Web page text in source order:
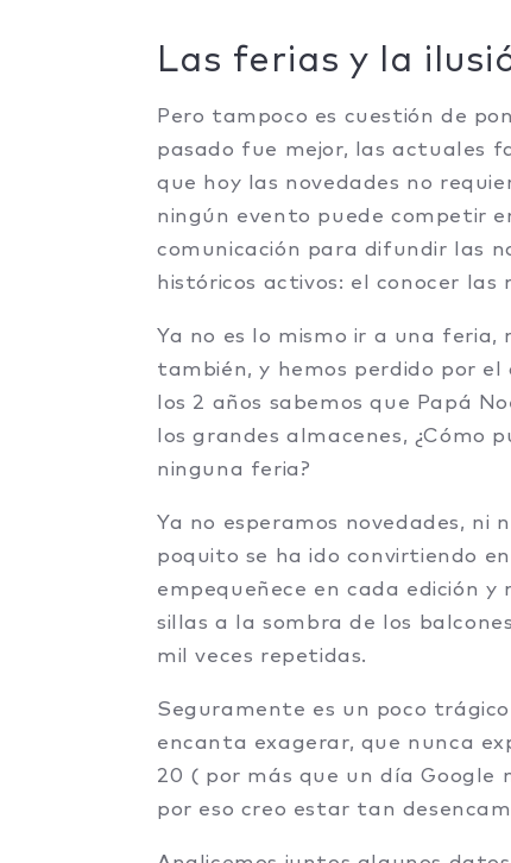
Las ferias y la
Pero tampoco es cuestión de
pasado fue mejor, las actuales
que hoy las novedades no
ningún evento puede competir
comunicación para difundir las
históricos activos: el conocer las
Ya no es lo mismo ir a una feria,
también, y hemos perdido por el
los 2 años sabemos que Papá
los grandes almacenes, ¿Cómo
ninguna feria?
Ya no esperamos novedades, ni
poquito se ha ido convirtiendo
empequeñece en cada edición
sillas a la sombra de los
mil veces repetidas.
Seguramente es un poco
encanta exagerar, que nunca
20 ( por más que un día Google
por eso creo estar tan